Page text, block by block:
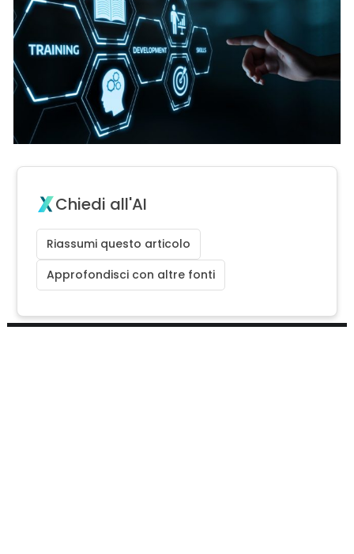
Chiedi all'AI
Riassumi questo articolo
Approfondisci con altre fonti